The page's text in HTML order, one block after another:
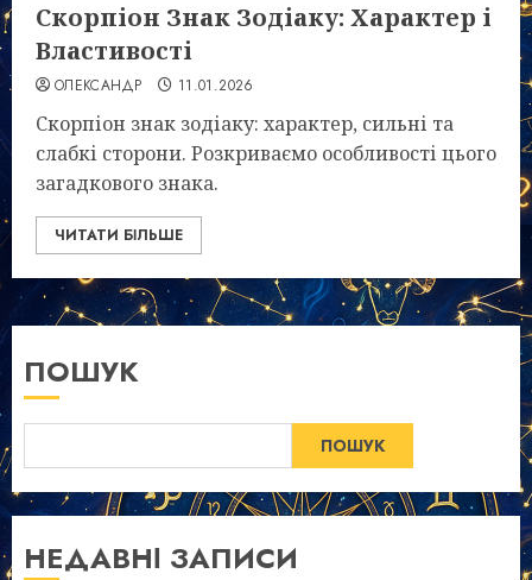
Скорпіон Знак Зодіаку: Характер і
Властивості
ОЛЕКСАНДР 11.01.2026
Скорпіон знак зодіаку: характер, сильні та
слабкі сторони. Розкриваємо особливості цього
загадкового знака.
ЧИТАТИ БІЛЬШЕ
ПОШУК
ПОШУК
НЕДАВНІ ЗАПИСИ